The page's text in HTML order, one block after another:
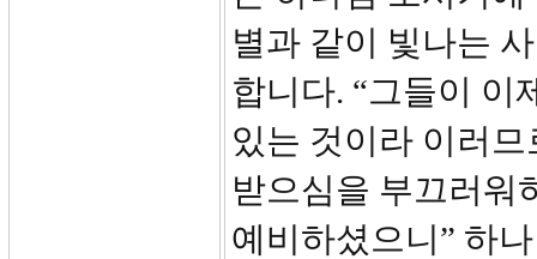
별과 같이 빛나는
합니다. “그들이 이
있는 것이라 이러
받으심을 부끄러워
예비하셨으니” 하